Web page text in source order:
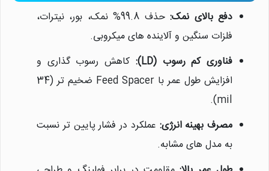
دفع بالای نمک:
حذف 99.8% نمک، بور، نیترات،
فلزات سنگین و آلاینده های میکروبی.
فناوری کم رسوب (LD):
کاهش رسوب گذاری و
افزایش طول عمر با Feed Spacer ضخیم تر (34
mil).
مصرف بهینه انرژی: عملکرد در فشار پایین تر نسبت
به مدل های مشابه.